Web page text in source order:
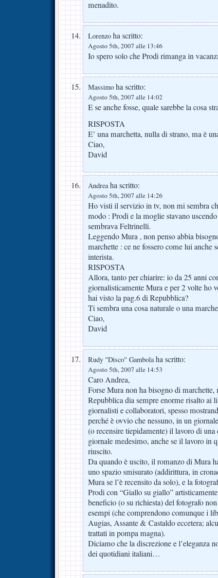
menadito.
Lorenzo ha scritto:
Agosto 5th, 2007 alle 13:46
Io spero solo che Prodi rimanga in
Massimo ha scritto:
Agosto 5th, 2007 alle 14:02
E se anche fosse, quale sarebbe la cosa
RISPOSTA
E’ una marchetta, nulla di strano, ma è
Ciao,
David
Andreaha scritto:
Agosto 5th, 2007 alle 14:26
Ho visti il servizio in tv, non mi sembra
modo : Prodi e la moglie stavano
sembrava Feltrinelli.
Leggendo Mura , non penso abbia
marchette : ce ne fossero come lui anche
interista.
RISPOSTA
Allora, tanto per chiarire: io da 25 anni
giornalisticamente Mura e per 2 volte ho
hai visto la pag.6 di Repubblica?
Ti sembra una cosa naturale o una
Ciao,
David
Rudy "Disco" Gambolaha scritto:
Agosto 5th, 2007 alle 14:53
Caro Andrea,
Forse Mura non ha bisogno di marchette,
Repubblica dia sempre enorme risalto ai
giornalisti e collaboratori, spesso
perché è ovvio che nessuno, in un
(o recensire tiepidamente) il lavoro di
giornale medesimo, anche se il lavoro in
riuscito.
Da quando è uscito, il romanzo di Mura
uno spazio smisurato (addirittura, in
Mura se l’è recensito da solo), e la
Prodi con “Giallo su giallo”
beneficio (o su richiesta) del fotografo
esempi (che comprendono comunque i
Augias, Assante & Castaldo eccetera;
trattati in pompa magna).
Diciamo che la discrezione e l’eleganza
dei quotidiani italiani…